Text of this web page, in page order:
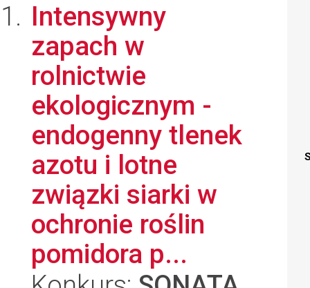
Intensywny
zapach w
rolnictwie
ekologicznym -
endogenny tlenek
azotu i lotne
związki siarki w
ochronie roślin
pomidora p...